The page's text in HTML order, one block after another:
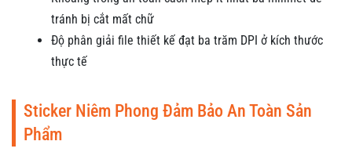
tránh bị cắt mất chữ
Độ phân giải file thiết kế đạt ba trăm DPI ở kích thước
thực tế
Sticker Niêm Phong Đảm Bảo An Toàn Sản
Phẩm